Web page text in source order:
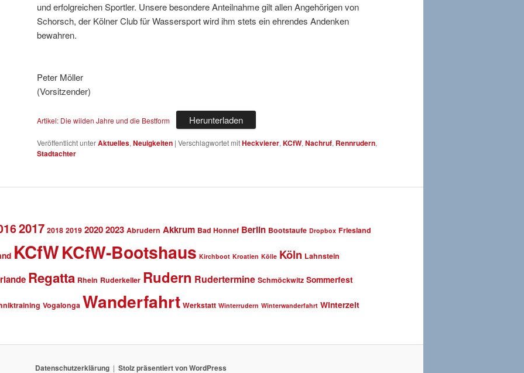
und erfolgreichen Sportler. Unsere besondere Anteilnahme gilt allen Angehörigen von
Schorsch, der Kölner Club für Wassersport wird ihm stets ein ehrendes Andenken
bewahren.
Peter Möller
(Vorsitzender)
Artikel: Die wilden Jahre und die Bestform Herunterladen
Veröffentlicht unterAktuelles, Neuigkeiten | Verschlagwortet mitHeckvierer, KCfW, Nachruf, Rennrudern,
Stadtachter
2017 2018 2019 20202023 Abrudern Akkrum Bad Honnef Berlin Bootstaufe Dropbox Friesland
KCfWKCfW-Bootshaus Kirchboot Kroatien Kölle Köln Lahnstein
Regatta Rhein Ruderkeller Rudern Rudertermine Schmöckwitz Sommerfest
Vogalonga Wanderfahrt Werkstatt Winterrudern Winterwanderfahrt Winterzeit
Datenschutzerklärung Stolz präsentiert von WordPress